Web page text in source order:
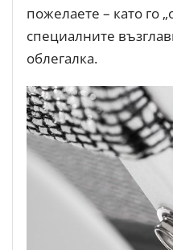
пожелаете – като го
специалните
облегалка.